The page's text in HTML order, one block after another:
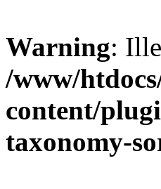
Warning:
/www/
content/
taxonomy-